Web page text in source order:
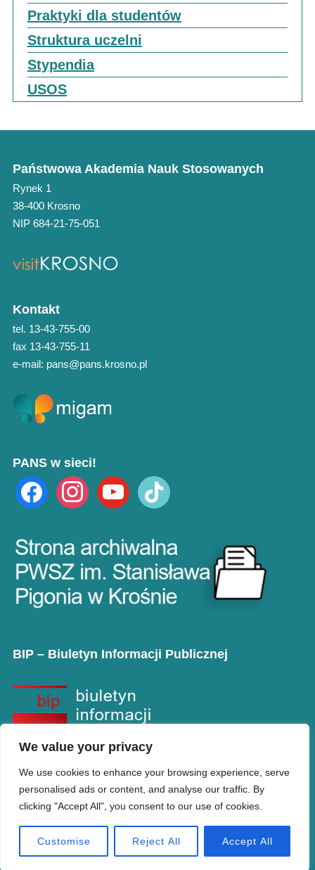
We value your privacy
We use cookies to enhance your browsing experience, serve
personalised ads or content, and analyse our traffic. By
clicking "Accept All", you consent to our use of cookies.
Customise Reject All Accept All
Praktyki dla studentów
Struktura uczelni
Stypendia
USOS
Państwowa Akademia Nauk Stosowanych
Rynek 1
38-400 Krosno
NIP 684-21-75-051
Kontakt
tel. 13-43-755-00
fax 13-43-755-11
e-mail: pans@pans.krosno.pl
PANS w sieci!
facebook instagramyoutube tiktok
BIP – Biuletyn Informacji Publicznej
Copyright © PANS w Krośnie